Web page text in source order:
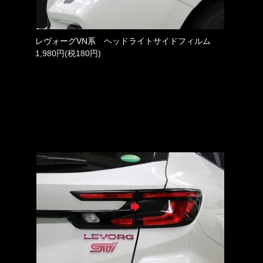
レヴォーグVN系 ヘッドライトサイドフィルム
1,980円(税180円)